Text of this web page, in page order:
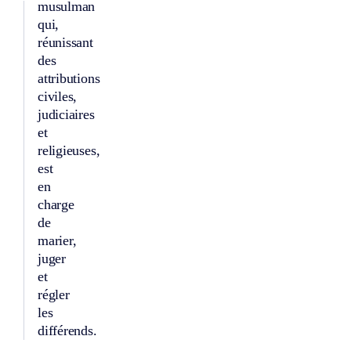
musulman
qui,
réunissant
des
attributions
civiles,
judiciaires
et
religieuses,
est
en
charge
de
marier,
juger
et
régler
les
différends.